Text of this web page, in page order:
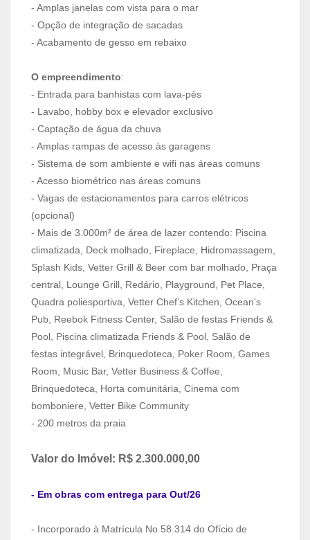
- Amplas janelas com vista para o mar
- Opção de integração de sacadas
- Acabamento de gesso em rebaixo
O empreendimento:
- Entrada para banhistas com lava-pés
- Lavabo, hobby box e elevador exclusivo
- Captação de água da chuva
- Amplas rampas de acesso às garagens
- Sistema de som ambiente e wifi nas áreas comuns
- Acesso biométrico nas áreas comuns
- Vagas de estacionamentos para carros elétricos
(opcional)
- Mais de 3.000m² de área de lazer contendo: Piscina
climatizada, Deck molhado, Fireplace, Hidromassagem,
Splash Kids, Vetter Grill & Beer com bar molhado, Praça
central, Lounge Grill, Redário, Playground, Pet Place,
Quadra poliesportiva, Vetter Chef’s Kitchen, Ocean’s
Pub, Reebok Fitness Center, Salão de festas Friends &
Pool, Piscina climatizada Friends & Pool, Salão de
festas integrável, Brinquedoteca, Poker Room, Games
Room, Music Bar, Vetter Business & Coffee,
Brinquedoteca, Horta comunitária, Cinema com
bomboniere, Vetter Bike Community
- 200 metros da praia
Valor do Imóvel: R$ 2.300.000,00
- Em obras com entrega para Out/26
- Incorporado à Matrícula No 58.314 do Ofício de